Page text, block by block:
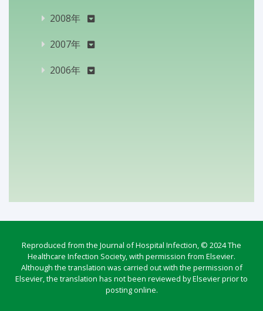
2008年
2007年
2006年
Reproduced from the Journal of Hospital Infection, © 2024 The
Healthcare Infection Society, with permission from Elsevier.
Although the translation was carried out with the permission of
Elsevier, the translation has not been reviewed by Elsevier prior to
posting online.